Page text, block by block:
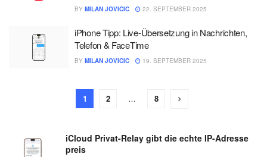
BY MILAN JOVICIC 22. SEPTEMBER 2025
iPhone Tipp: Live-Übersetzung in Nachrichten,
Telefon & FaceTime
BY MILAN JOVICIC 19. SEPTEMBER 2025
1 2 … 8
iCloud Privat-Relay gibt die echte IP-Adresse
preis